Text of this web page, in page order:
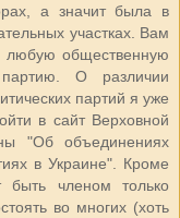
а значит была в
участках. Вам
любую общественную
О различии
партий я уже
в сайт Верховной
"Об объединениях
в Украине". Кроме
быть членом только
во многих (хоть